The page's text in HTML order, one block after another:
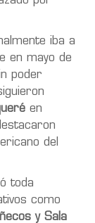
iba a
en mayo de
poder
en
del
toda
como
y Sala